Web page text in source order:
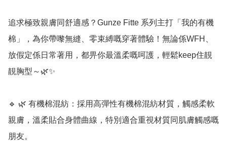
追求極致親膚同舒適感？Gunze Fitte 系列主打「我的有機
棉」，為你帶嚟無縫、零束縛嘅穿著體驗！無論係WFH、
放假定係日常著用，都畀你最溫柔嘅呵護，輕鬆keep住靚
靚胸型～🌿✨
🔹 🌿 有機棉混紡：採用高彈性有機棉混紡材質，觸感柔軟
親膚，溫柔貼合身體曲線，特別適合重視材質同肌膚觸感嘅
朋友。